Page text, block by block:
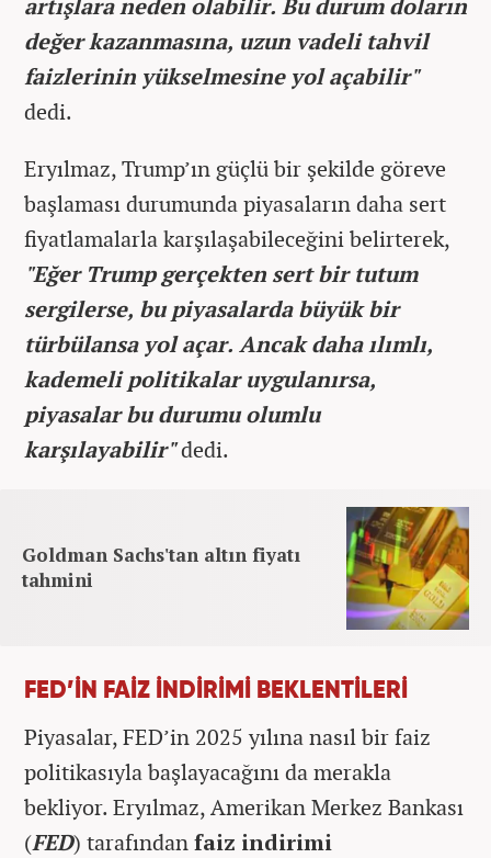
değer kazanmasına, uzun vadeli tahvil
faizlerinin yükselmesine yol açabilir"
dedi.
Eryılmaz, Trump’ın güçlü bir şekilde göreve
başlaması durumunda piyasaların daha sert
fiyatlamalarla karşılaşabileceğini belirterek,
"Eğer Trump gerçekten sert bir tutum
sergilerse, bu piyasalarda büyük bir
türbülansa yol açar. Ancak daha ılımlı,
kademeli politikalar uygulanırsa,
piyasalar bu durumu olumlu
karşılayabilir"dedi.
Goldman Sachs'tan altın fiyatı
tahmini
FED’İN FAİZ İNDİRİMİ BEKLENTİLERİ
Piyasalar, FED’in 2025 yılına nasıl bir faiz
politikasıyla başlayacağını da merakla
bekliyor. Eryılmaz, Amerikan Merkez Bankası
(FED) tarafındanfaiz indirimi